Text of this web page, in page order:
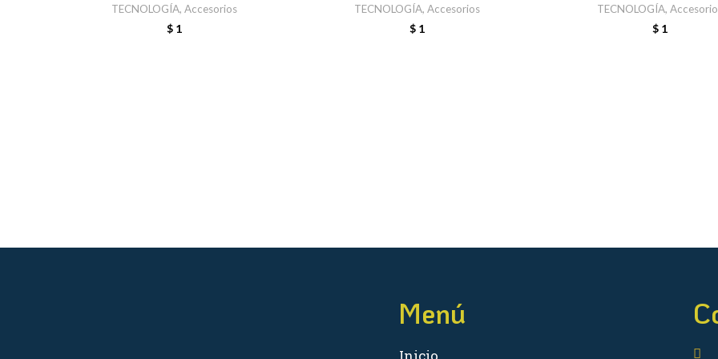
TECNOLOGÍA, Accesorios
$ 1
TECNOLOGÍA, Accesorios
$ 1
TECNOLOGÍA,
$ 1
Menú
Inicio